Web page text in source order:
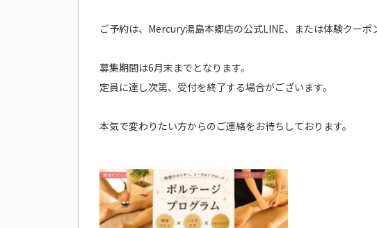
ご予約は、Mercury湯島本郷店の公式LINE、または体験クーポ
募集期間は6月末までとなります。
定員に達し次第、受付を終了する場合がございます。
本気で変わりたい方からのご連絡をお待ちしております。